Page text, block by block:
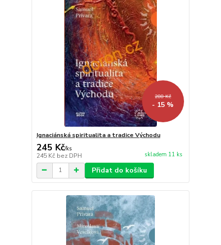
288 Kč
- 15 %
Ignaciánská spiritualita a tradice Východu
245 Kč/ks
245 Kč bez DPH skladem 11 ks
Přidat do košíku